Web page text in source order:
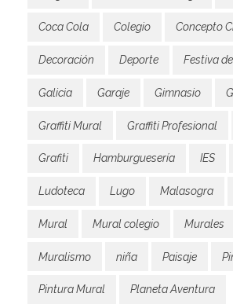
Coca Cola Colegio Concepto
Decoración Deporte Festiva
Galicia Garaje Gimnasio
Graffiti Mural Graffiti Profesional
Grafiti Hamburguesería IES
Ludoteca Lugo Malasogra
Mural Mural colegio Murales
Muralismo niña Paisaje
Pintura Mural Planeta Aventura